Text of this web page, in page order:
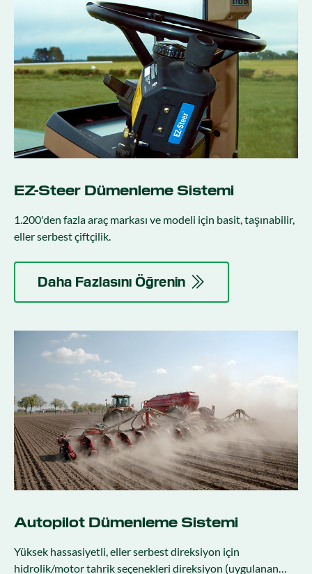
EZ-Steer Dümenleme Sistemi
1.200'den fazla araç markası ve modeli için basit, taşınabilir,
eller serbest çiftçilik.
Daha Fazlasını Öğrenin
Autopilot Dümenleme Sistemi
Yüksek hassasiyetli, eller serbest direksiyon için
hidrolik/motor tahrik seçenekleri direksiyon (uygulanan